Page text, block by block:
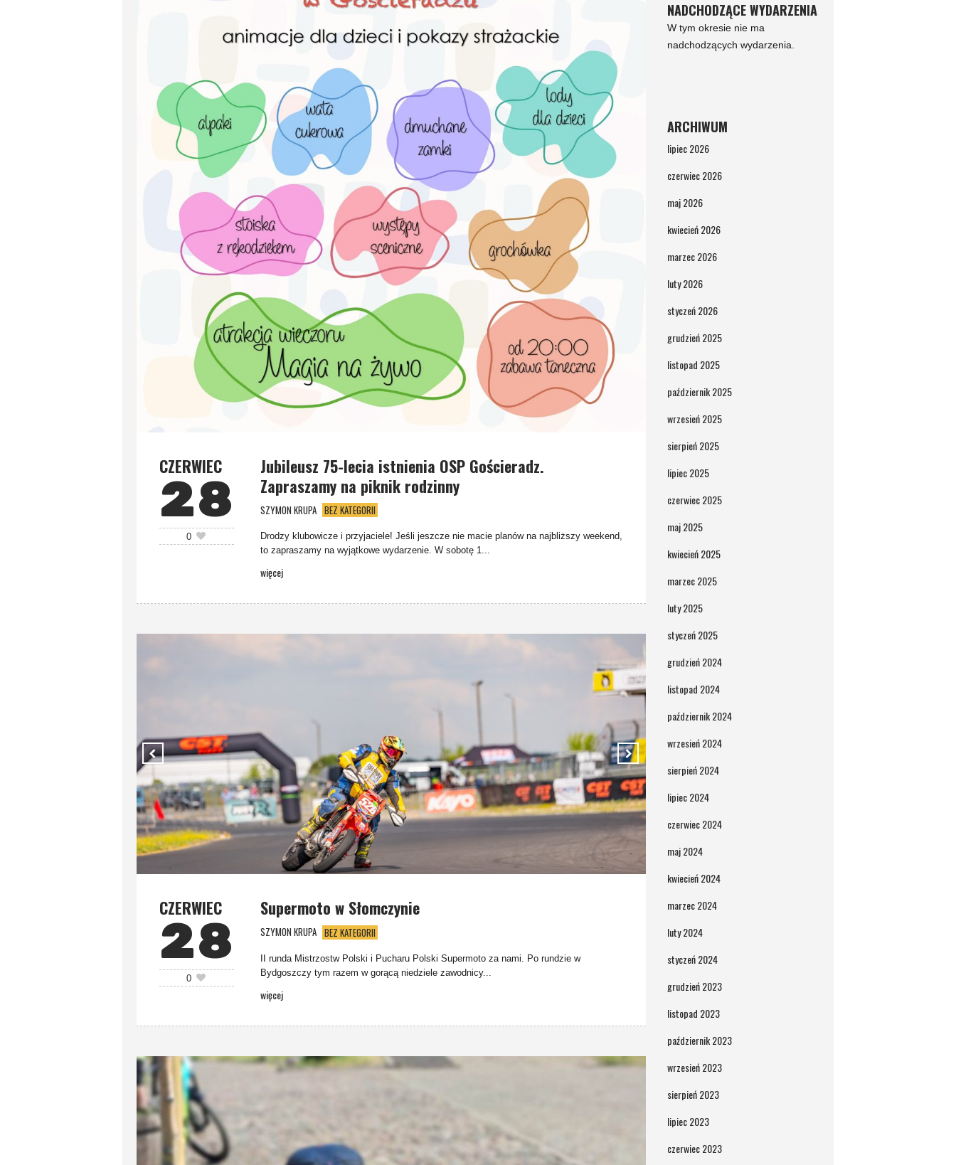
CZERWIEC
28
0
Jubileusz 75-lecia istnienia OSP Gościeradz.
Zapraszamy na piknik rodzinny
SZYMON KRUPA BEZ KATEGORII
Drodzy klubowicze i przyjaciele! Jeśli jeszcze nie macie planów na najbliższy weekend,
to zapraszamy na wyjątkowe wydarzenie. W sobotę 1...
więcej
CZERWIEC
28
0
Supermoto w Słomczynie
SZYMON KRUPA BEZ KATEGORII
II runda Mistrzostw Polski i Pucharu Polski Supermoto za nami. Po rundzie w
Bydgoszczy tym razem w gorącą niedziele zawodnicy...
więcej
NADCHODZĄCE WYDARZENIA
W tym okresie nie ma
nadchodzących wydarzenia.
ARCHIWUM
lipiec 2026
czerwiec 2026
maj 2026
kwiecień 2026
marzec 2026
luty 2026
styczeń 2026
grudzień 2025
listopad 2025
październik 2025
wrzesień 2025
sierpień 2025
lipiec 2025
czerwiec 2025
maj 2025
kwiecień 2025
marzec 2025
luty 2025
styczeń 2025
grudzień 2024
listopad 2024
październik 2024
wrzesień 2024
sierpień 2024
lipiec 2024
czerwiec 2024
maj 2024
kwiecień 2024
marzec 2024
luty 2024
styczeń 2024
grudzień 2023
listopad 2023
październik 2023
wrzesień 2023
sierpień 2023
lipiec 2023
czerwiec 2023